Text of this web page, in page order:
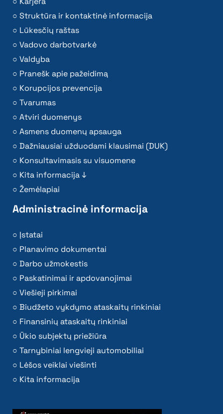
Struktūra ir kontaktinė informacija
Lūkesčių raštas
Vadovo darbotvarkė
Valdyba
Pranešk apie pažeidimą
Korupcijos prevencija
Tvarumas
Atviri duomenys
Asmens duomenų apsauga
Dažniausiai užduodami klausimai (DUK)
Konsultavimasis su visuomene
Kita informacija ↓
Žemėlapiai
Administracinė informacija
Įstatai
Planavimo dokumentai
Darbo užmokestis
Paskatinimai ir apdovanojimai
Viešieji pirkimai
Biudžeto vykdymo ataskaitų rinkiniai
Finansinių ataskaitų rinkiniai
Ūkio subjektų priežiūra
Tarnybiniai lengvieji automobiliai
Lėšos veiklai viešinti
Kita informacija